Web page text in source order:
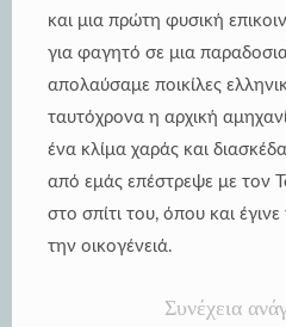
και μια πρώτη φυσική
για φαγητό σε μια
απολαύσαμε ποικίλες
ταυτόχρονα η αρχική
ένα κλίμα χαράς και
από εμάς επέστρεψε με τον
στο σπίτι του, όπου και
την οικογένειά.
Συνέχεια